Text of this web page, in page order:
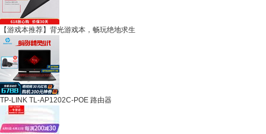
【游戏本推荐】背光游戏本，畅玩绝地求生
TP-LINK TL-AP1202C-POE 路由器